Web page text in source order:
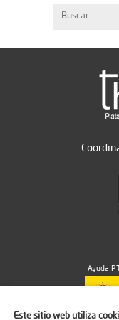
Ayuda
Este sitio web utiliza